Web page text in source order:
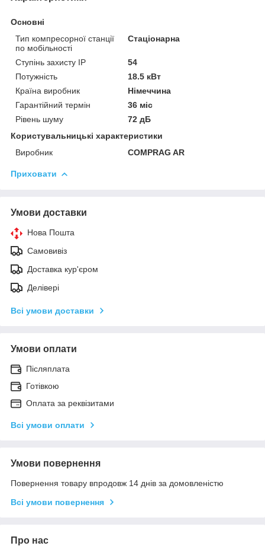
Основні
Тип компресорної станції
по мобільності
Стаціонарна
Ступінь захисту IP
54
Потужність
18.5 кВт
Країна виробник
Німеччина
Гарантійний термін
36 міс
Рівень шуму
72 дБ
Користувальницькі характеристики
Виробник
COMPRAG AR
Приховати
Умови доставки
Нова Пошта
Самовивіз
Доставка кур'єром
Делівері
Всі умови доставки
Умови оплати
Післяплата
Готівкою
Оплата за реквізитами
Всі умови оплати
Умови повернення
Повернення товару впродовж 14 днів за домовленістю
Всі умови повернення
Про нас